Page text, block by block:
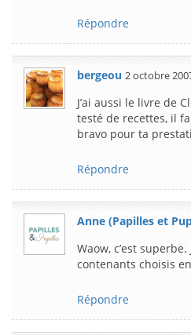
Répondre
bergeou 2 octobre
J’ai aussi le livre de
testé de recettes, il
bravo pour ta
Répondre
Anne (Papilles et
Waow, c’est
contenants choisis
Répondre